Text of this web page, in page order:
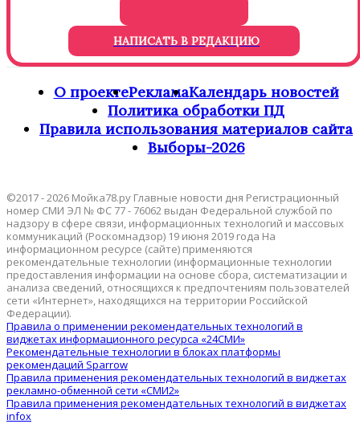
НАПИСАТЬ В РЕДАКЦИЮ
О проектеРекламаКалендарь новостей
Политика обработки ПД
Правила использования материалов сайта
Выборы-2026
©2017 - 2026 Мойка78.ру Главные новости дня Регистрационный
номер СМИ ЭЛ № ФС 77 - 76062 выдан Федеральной службой по
надзору в сфере связи, информационных технологий и массовых
коммуникаций (Роскомнадзор) 19 июня 2019 года На
информационном ресурсе (сайте) применяются
рекомендательные технологии (информационные технологии
предоставления информации на основе сбора, систематизации и
анализа сведений, относящихся к предпочтениям пользователей
сети «Интернет», находящихся на территории Российской
Федерации).
Правила о применении рекомендательных технологий в
виджетах информационного ресурса «24СМИ»
Рекомендательные технологии в блоках платформы
рекомендаций Sparrow
Правила применения рекомендательных технологий в виджетах
рекламно-обменной сети «СМИ2»
Правила применения рекомендательных технологий в виджетах
infox